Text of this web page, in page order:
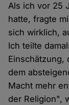
Als ich vor 25
hatte, fragte
sich wirklich,
Ich teilte
Einschätzung,
dem
Macht mehr
der Religion",